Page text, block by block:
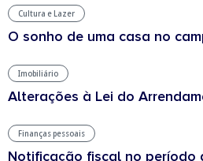
Cultura e Lazer
O sonho de uma casa no
Imobiliário
Alterações à Lei do
Finanças pessoais
Notificação fiscal no período